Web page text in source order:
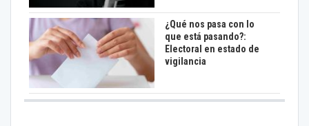
¿Qué nos pasa con lo
que está pasando?:
Electoral en estado de
vigilancia